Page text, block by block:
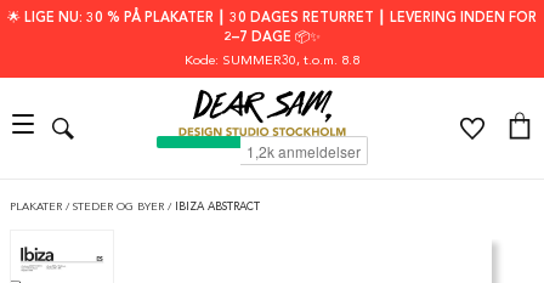
🌟 LIGE NU: 30 % PÅ PLAKATER ┃ 30 DAGES RETURRET ┃ LEVERING INDEN FOR
2–7 DAGE 📦✨
Kode: SUMMER30, t.o.m. 8.8
PLAKATER / STEDER OG BYER / IBIZA ABSTRACT